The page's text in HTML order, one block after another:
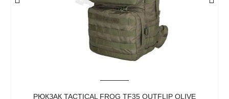
РЮКЗАК TACTICAL FROG TF35 OUTFLIP OLIVE